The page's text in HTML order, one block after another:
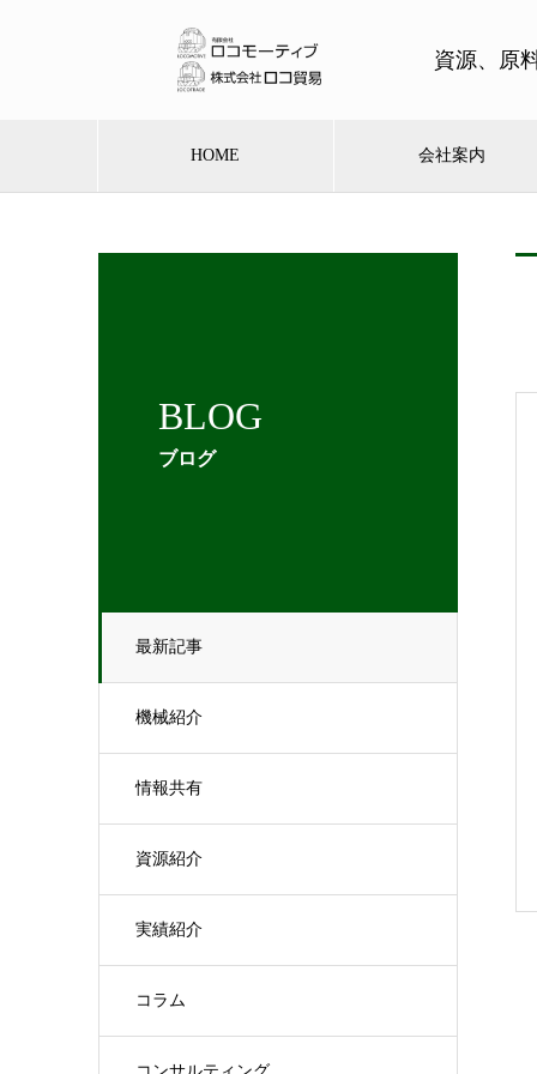
資源、原
HOME 会社案内
BLOG
ブログ
最新記事
機械紹介
情報共有
資源紹介
実績紹介
コラム